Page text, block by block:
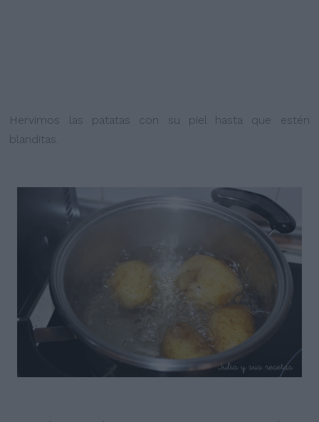
Hervimos las patatas con su piel hasta que estén
blanditas.